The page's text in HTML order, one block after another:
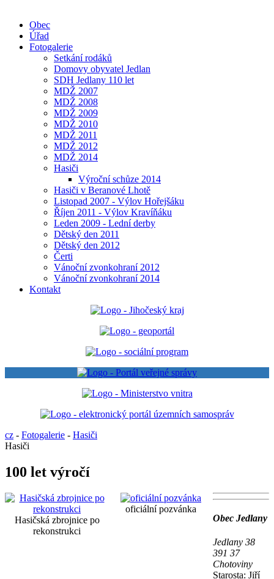
Obec
Úřad
Fotogalerie
Setkání rodáků
Domovy obyvatel Jedlan
SDH Jedlany 110 let
MDŽ 2007
MDŽ 2008
MDŽ 2009
MDŽ 2010
MDŽ 2011
MDŽ 2012
MDŽ 2014
Hasiči
Výroční schůze 2014
Hasiči v Beranové Lhotě
Listopad 2007 - Výlov Hořejšáku
Říjen 2011 - Výlov Kravíňáku
Leden 2009 - Lední derby
Dětský den 2011
Dětský den 2012
Čerti
Vánoční zvonkohraní 2012
Vánoční zvonkohraní 2014
Kontakt
cz - Fotogalerie - Hasiči
Hasiči
100 let výročí
Hasičská zbrojnice po
rekonstrukci
oficiální pozvánka
Obec Jedlany
Jedlany 38
391 37
Chotoviny
Starosta: Jiří